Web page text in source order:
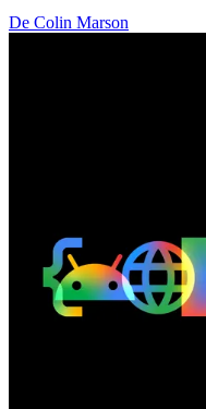
De Colin Marson